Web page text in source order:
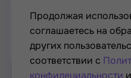
Контакты
Продолжая
соглашаетесь на
других
соответствии с
конфидециальности и